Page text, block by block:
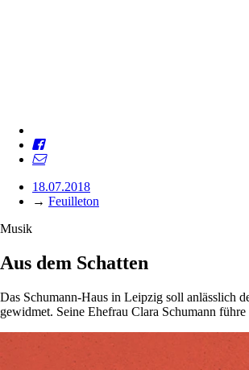
18.07.2018
→ Feuilleton
Musik
Aus dem Schatten
Das Schumann-Haus in Leipzig soll anlässlich
gewidmet. Seine Ehefrau Clara Schumann